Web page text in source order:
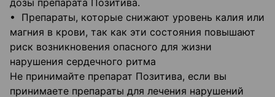
дозы препарата Позитива.
• Препараты, которые снижают уровень калия или
магния в крови, так как эти состояния повышают
риск возникновения опасного для жизни
нарушения сердечного ритма
Не принимайте препарат Позитива, если вы
принимаете препараты для лечения нарушений